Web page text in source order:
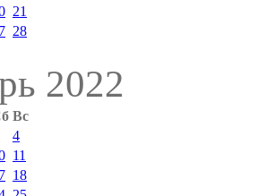
21
28
2022
Вс
4
11
18